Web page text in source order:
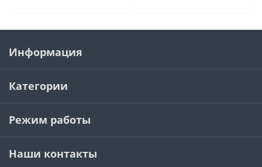
Информация
Категории
Режим работы
Наши контакты